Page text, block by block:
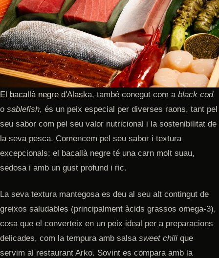
El bacallà negre d'Alaska, també conegut com a black cod
o sablefish, és un peix especial per diverses raons, tant pel
seu sabor com pel seu valor nutricional i la sostenibilitat de
la seva pesca. Comencem pel seu sabor i textura
excepcionals: el bacallà negre té una carn molt suau,
sedosa i amb un gust profund i ric.
La seva textura mantegosa es deu al seu alt contingut de
greixos saludables (principalment àcids grassos omega-3),
cosa que el converteix en un peix ideal per a preparacions
delicades, com la tempura amb salsa sweet chili que
servim al restaurant Arko. Sovint es compara amb la